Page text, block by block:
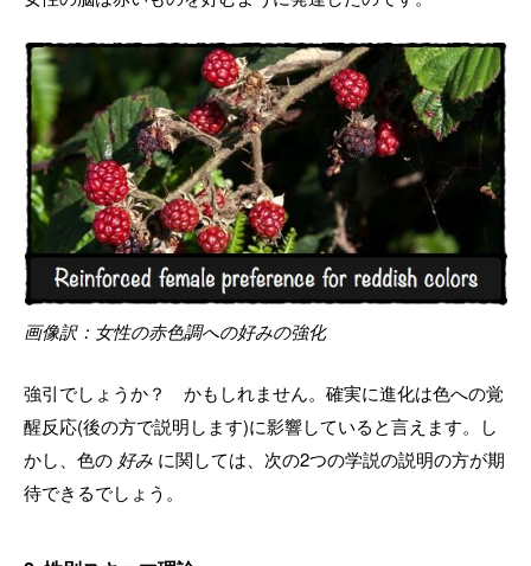
画像訳：女性の赤色調への好みの強化
強引でしょうか？ かもしれません。確実に進化は色への覚
醒反応(後の方で説明します)に影響していると言えます。し
かし、色の 好み に関しては、次の2つの学説の説明の方が期
待できるでしょう。